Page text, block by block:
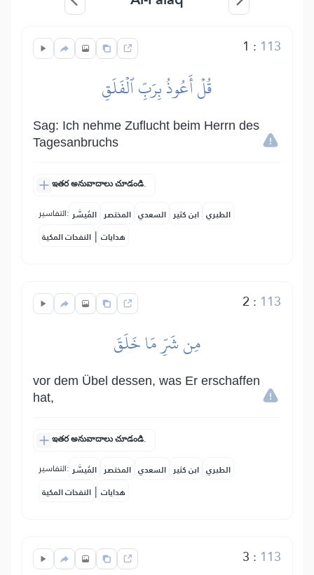
1 : 113
قُلۡ أَعُوذُ بِرَبِّ ٱلۡفَلَقِ
Sag: Ich nehme Zuflucht beim Herrn des
Tagesanbruchs
ఇతర అనువాదాలు చూడండి.
التفاسير: المُيسَّر المختصر السعدي ابن كثير الطبري
النفحات المكية | هدايات
2 : 113
مِن شَرِّ مَا خَلَقَ
vor dem Übel dessen, was Er erschaffen
hat,
ఇతర అనువాదాలు చూడండి.
التفاسير: المُيسَّر المختصر السعدي ابن كثير الطبري
النفحات المكية | هدايات
3 : 113